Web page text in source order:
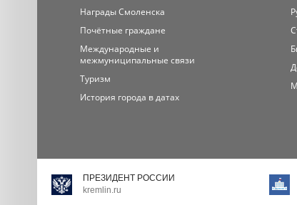
Награды Смоленска
Почётные граждане
Международные и
межмуниципальные связи
Туризм
История города в датах
ПРЕЗИДЕНТ РОССИИ
kremlin.ru